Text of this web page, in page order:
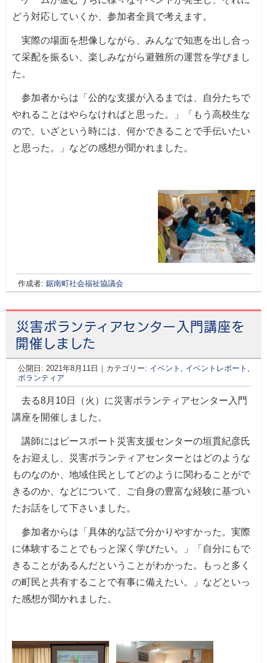
どう対応していくか、参加者全員で考えます。
実際の場面を想像しながら、みんなで知恵を出し合っ
て采配を振るい、楽しみながら避難所の運営を学びまし
た。
参加者からは「公的な支援が入るまでは、自分たちで
やれることはやらなければと思った。」「もう高校生な
ので、いざという時には、何かできることで手伝いたい
と思った。」などの感想が聞かれました。
作成者: 鋸南町社会福祉協議会
災害ボランティアセンター入門講座を
開催しました
公開日: 2021年8月11日 ｜カテゴリー: イベント , イベントレポート ,
ボランティア
去る8月10日（火）に災害ボランティアセンター入門
講座を開催しました。
講師にはピースボート災害支援センターの垣貫紀彦氏
をお迎えし、災害ボランティアセンターとはどのような
ものなのか、地域住民としてどのように関わることがで
きるのか、などについて、ご自身の豊富な経験に基づい
たお話をして下さいました。
参加者からは「具体的な話で分かりやすかった。実際
に体験することでもっと深く学びたい。」「自分にもで
きることがあるんだということがわかった。もっと多く
の町民と共有することで有事に備えたい。」などといっ
た感想が聞かれました。